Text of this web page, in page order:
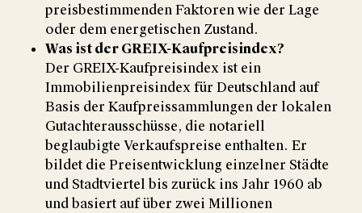
preisbestimmenden Faktoren wie der Lage
oder dem energetischen Zustand.
Was ist der GREIX-Kaufpreisindex?
Der GREIX-Kaufpreisindex ist ein
Immobilienpreisindex für Deutschland auf
Basis der Kaufpreissammlungen der lokalen
Gutachterausschüsse, die notariell
beglaubigte Verkaufspreise enthalten. Er
bildet die Preisentwicklung einzelner Städte
und Stadtviertel bis zurück ins Jahr 1960 ab
und basiert auf über zwei Millionen